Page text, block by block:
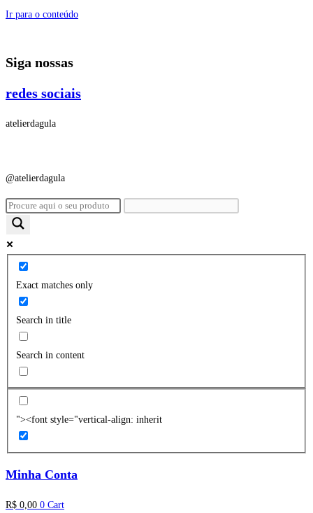
Ir para o conteúdo
Siga nossas
redes sociais
atelierdagula
@atelierdagula
Exact matches only
Search in title
Search in content
"><font style="vertical-align: inherit
Minha Conta
R$ 0,00 0 Cart